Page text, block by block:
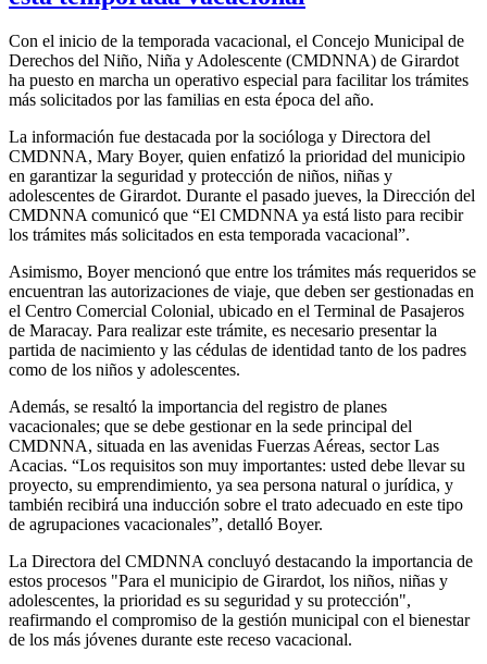
Con el inicio de la temporada vacacional, el Concejo Municipal de
Derechos del Niño, Niña y Adolescente (CMDNNA) de Girardot
ha puesto en marcha un operativo especial para facilitar los trámites
más solicitados por las familias en esta época del año.
La información fue destacada por la socióloga y Directora del
CMDNNA, Mary Boyer, quien enfatizó la prioridad del municipio
en garantizar la seguridad y protección de niños, niñas y
adolescentes de Girardot. Durante el pasado jueves, la Dirección del
CMDNNA comunicó que “El CMDNNA ya está listo para recibir
los trámites más solicitados en esta temporada vacacional”.
Asimismo, Boyer mencionó que entre los trámites más requeridos se
encuentran las autorizaciones de viaje, que deben ser gestionadas en
el Centro Comercial Colonial, ubicado en el Terminal de Pasajeros
de Maracay. Para realizar este trámite, es necesario presentar la
partida de nacimiento y las cédulas de identidad tanto de los padres
como de los niños y adolescentes.
Además, se resaltó la importancia del registro de planes
vacacionales; que se debe gestionar en la sede principal del
CMDNNA, situada en las avenidas Fuerzas Aéreas, sector Las
Acacias. “Los requisitos son muy importantes: usted debe llevar su
proyecto, su emprendimiento, ya sea persona natural o jurídica, y
también recibirá una inducción sobre el trato adecuado en este tipo
de agrupaciones vacacionales”, detalló Boyer.
La Directora del CMDNNA concluyó destacando la importancia de
estos procesos "Para el municipio de Girardot, los niños, niñas y
adolescentes, la prioridad es su seguridad y su protección",
reafirmando el compromiso de la gestión municipal con el bienestar
de los más jóvenes durante este receso vacacional.